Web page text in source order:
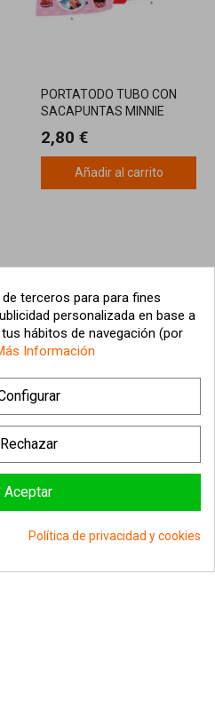
PORTATODO TUBO CON
SACAPUNTAS MINNIE
2,80 €
Añadir al carrito

terceros para para fines
personalizada en base a
hábitos de navegación (por
Información
Rechazar
Aceptar
Política de privacidad y cookies